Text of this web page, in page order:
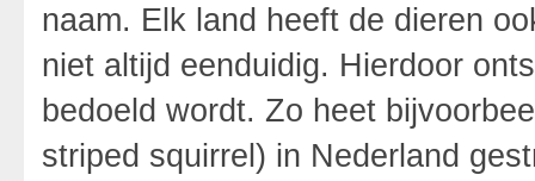
naam. Elk land heeft de dieren
niet altijd eenduidig. Hierdoor
bedoeld wordt. Zo heet
striped squirrel) in Nederland